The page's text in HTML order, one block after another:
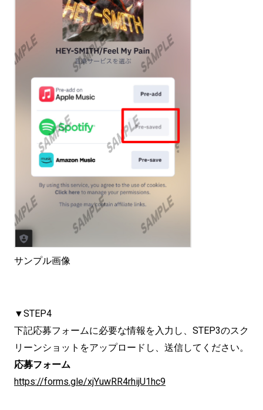
サンプル画像
▼STEP4
下記応募フォームに必要な情報を入力し、STEP3のスク
リーンショットをアップロードし、送信してください。
応募フォーム
https://forms.gle/xjYuwRR4rhijU1hc9